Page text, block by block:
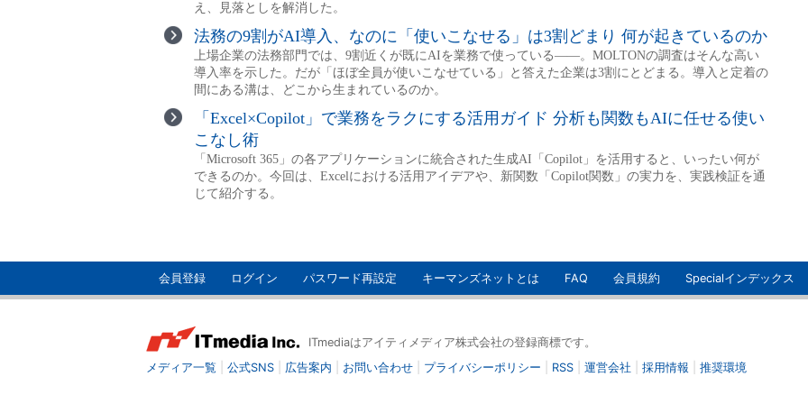
会員登録 ログイン パスワード再設定 キーマンズネットとは FAQ 会員規約 Specialインデックス
ITmediaはアイティメディア株式会社の登録商標です。
メディア一覧
公式SNS 広告案内 お問い合わせ プライバシーポリシー RSS 運営会社 採用情報 推奨環境